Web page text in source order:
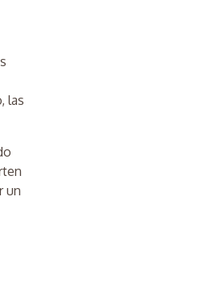
las
un